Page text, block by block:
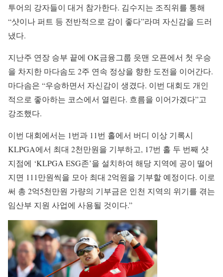
투어의 강자들이 대거 참가한다. 김수지는 조직위를 통해
“샷이나 퍼트 등 전반적으로 감이 좋다”라며 자신감을 드러
냈다.
지난주 연장 승부 끝에 OK금융그룹 읏맨 오픈에서 첫 우승
을 차지한 마다솜도 2주 연속 정상을 향한 도전을 이어간다.
마다솜은 “우승하면서 자신감이 생겼다. 이번 대회도 개인
적으로 좋아하는 코스에서 열린다. 흐름을 이어가겠다”고
강조했다.
이번 대회에서는 1번과 11번 홀에서 버디 이상 기록시
KLPGA에서 최대 2천만원을 기부하고, 17번 홀 두 번째 샷
지점에 ‘KLPGA ESG존’을 설치하여 해당 지역에 공이 떨어
지면 111만원씩을 모아 최대 2억원을 기부할 예정이다. 이로
써 총 2억5천만원 가량의 기부금은 인천 지역의 위기를 겪는
임산부 지원 사업에 사용될 것이다.”